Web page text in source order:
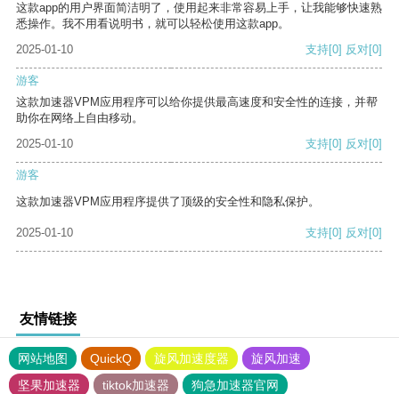
这款app的用户界面简洁明了，使用起来非常容易上手，让我能够快速熟
悉操作。我不用看说明书，就可以轻松使用这款app。
2025-01-10
支持[0] 反对[0]
游客
这款加速器VPM应用程序可以给你提供最高速度和安全性的连接，并帮
助你在网络上自由移动。
2025-01-10
支持[0] 反对[0]
游客
这款加速器VPM应用程序提供了顶级的安全性和隐私保护。
2025-01-10 支持[0] 反对[0]
友情链接
网站地图 QuickQ 旋风加速度器
旋风加速
坚果加速器
tiktok加速器
狗急加速器官网